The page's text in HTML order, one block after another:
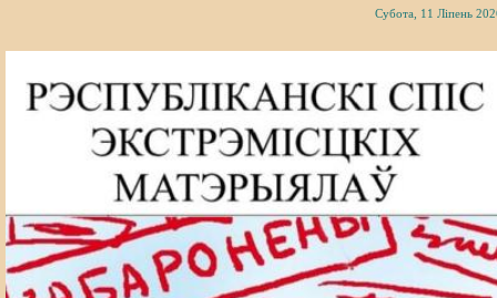
Субота, 11 Ліпень